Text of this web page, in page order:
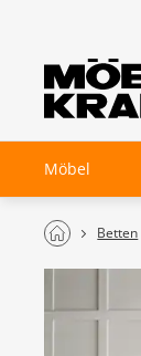
Möbel
Betten